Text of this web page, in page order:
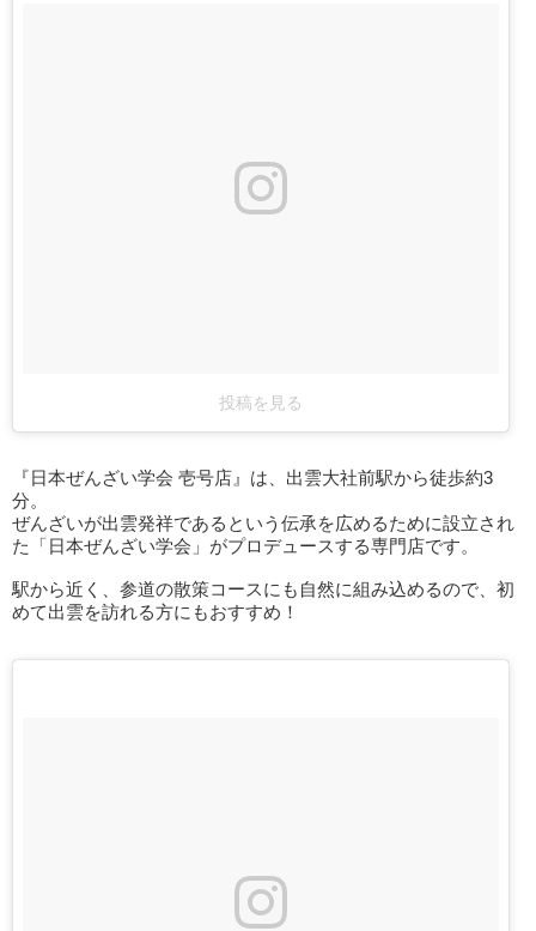
投稿を見る
『日本ぜんざい学会 壱号店』は、出雲大社前駅から徒歩約3
分。
ぜんざいが出雲発祥であるという伝承を広めるために設立され
た「日本ぜんざい学会」がプロデュースする専門店です。
駅から近く、参道の散策コースにも自然に組み込めるので、初
めて出雲を訪れる方にもおすすめ！